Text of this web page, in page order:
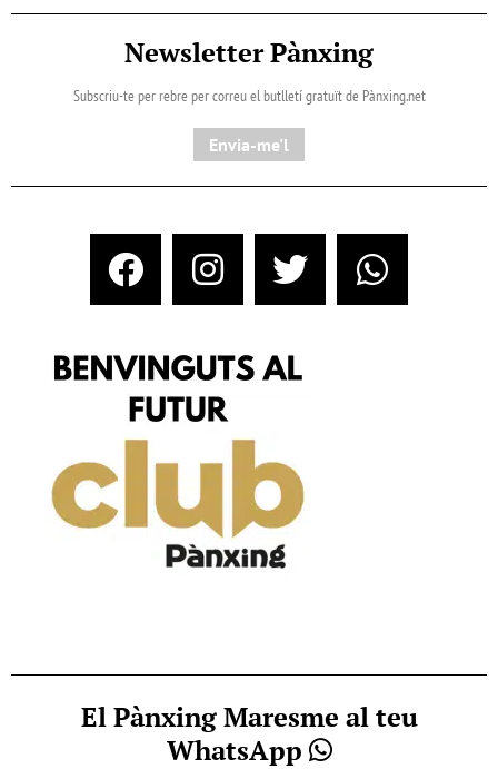
Newsletter Pànxing
Subscriu-te per rebre per correu el butlletí gratuït de Pànxing.net​
Envia-me'l
El Pànxing Maresme al teu
WhatsApp